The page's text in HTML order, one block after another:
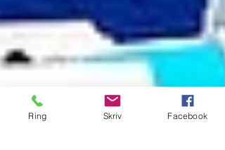
Ring Skriv Facebook